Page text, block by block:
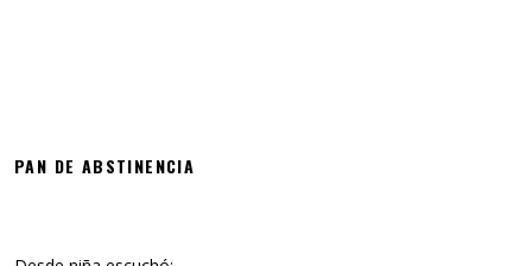
PAN DE ABSTINENCIA